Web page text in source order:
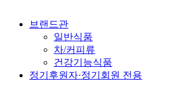
브랜드관
일반식품
차/커피류
건강기능식품
정기후원자·정기회원 전용